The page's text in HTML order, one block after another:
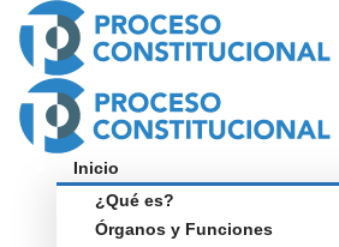
Inicio
¿Qué es?
Órganos y Funciones